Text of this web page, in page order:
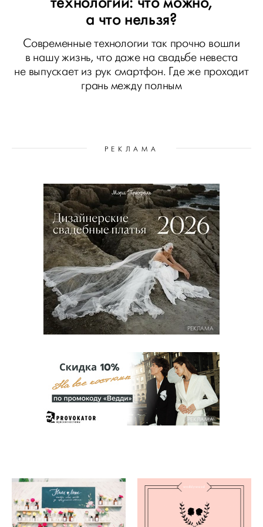
а что нельзя?
Современные технологии так прочно вошли
в нашу жизнь, что даже на свадьбе невеста
не выпускает из рук смартфон. Где же проходит
грань между полным
РЕКЛАМА
РЕКЛАМА
РЕКЛАМА